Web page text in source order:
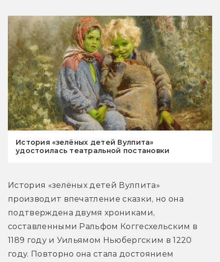
История «зелёных детей Вулпита»
удостоилась театральной постановки
История «зелёных детей Вулпита»
производит впечатление сказки, но она
подтверждена двумя хрониками,
составленными Ральфом Коггесхельским в
1189 году и Уильямом Ньюбергским в 1220
году. Повторно она стала достоянием